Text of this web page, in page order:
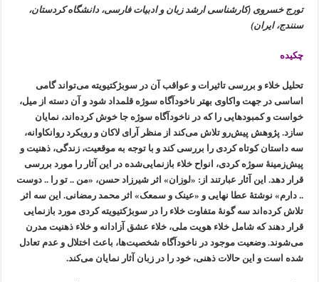
تورج خسروی (کارشناسی ارشد زبان و ادبیات فارسی، دانشگاه کردستان،
سنندج، ایران)
چکیده
تحلیل خلاء و بررسی تاثیرات و عواقب آن در سوبژکتیویته می‌تواند گامی
اساسی در جهت واکاوی بهتر ناخودآگاه سوژه قلمداد شود و آن دسته از میل،
خواست و کمبودهایی را که در ناخودآگاه سوژه جا خوش کرده‌اند، نمایان
سازد. پژوهش پیش‌رو تلاش می‌کند از منظر آرای لاکان و رویکرد روانکاوانه،
سه داستان کوتاه کردی را بررسی کند و با توجه به موقعیت، زندگی، ذهنیت و
پیش‌زمینۀ سوژه کردی، انواح خلاء بازنمایی‌شده در این آثار را مورد بررسی
قرار دهد. این آثار عبارتند از: «لوزان» اثر شیرزاد حسن، «من .. تو را .. دوست
.. دارم» نوشتۀ عطا نهایی و «عینک و سمعک» اثر محمد رمضانی. این سه اثر
تلاش کرده‌اند سه گونۀ متفاوت خلاء را در سوبژکتیویته کردی مورد بازنمایی
قرار دهند که شامل خلاء هویت ملی، خلاء عشق آزادانه و خلاء ذهنیت مدرن
می‌شوند. وضعیت موجود در ناخودآگاه شخصیت‌ها، باعث اختلال و عدم تعادل
شده است و این حالات ذهنی، خود را در زبان آثار نمایان می‌کند.